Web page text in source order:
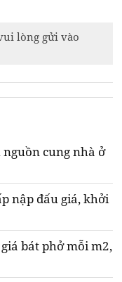
lòng gửi vào
cung nhà ở
nập đấu giá, khởi
bát phở mỗi m2,